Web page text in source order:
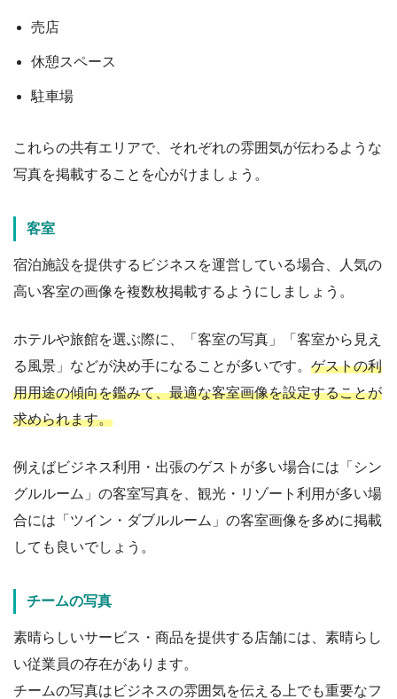
売店
休憩スペース
駐車場
これらの共有エリアで、それぞれの雰囲気が伝わるような
写真を掲載することを心がけましょう。
客室
宿泊施設を提供するビジネスを運営している場合、人気の
高い客室の画像を複数枚掲載するようにしましょう。
ホテルや旅館を選ぶ際に、「客室の写真」「客室から見え
る風景」などが決め手になることが多いです。 ゲストの利
用用途の傾向を鑑みて、最適な客室画像を設定することが
求められます。
例えばビジネス利用・出張のゲストが多い場合には「シン
グルルーム」の客室写真を、観光・リゾート利用が多い場
合には「ツイン・ダブルルーム」の客室画像を多めに掲載
しても良いでしょう。
チームの写真
素晴らしいサービス・商品を提供する店舗には、素晴らし
い従業員の存在があります。
チームの写真はビジネスの雰囲気を伝える上でも重要なフ